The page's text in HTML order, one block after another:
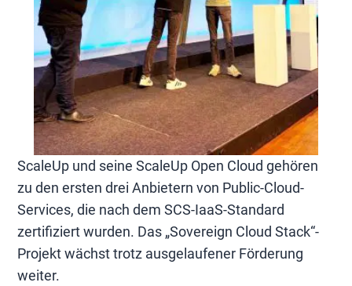
ScaleUp und seine ScaleUp Open Cloud gehören
zu den ersten drei Anbietern von Public-Cloud-
Services, die nach dem SCS-IaaS-Standard
zertifiziert wurden. Das „Sovereign Cloud Stack“-
Projekt wächst trotz ausgelaufener Förderung
weiter.